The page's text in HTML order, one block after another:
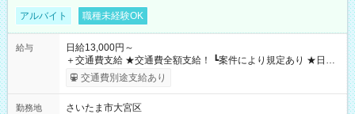
アルバイト 職種未経験OK
給与
日給13,000円～
＋交通費支給 ★交通費全額支給！ ┗案件により規定あり ★日払
いOK！（規定あり） ┗働いたその日に現金GET♪ お仕事後はコ
ンビニATMから 日払い分を引き落とせます！ 【試用期間】試
交通費別途支給あり
勤務地
さいたま市大宮区